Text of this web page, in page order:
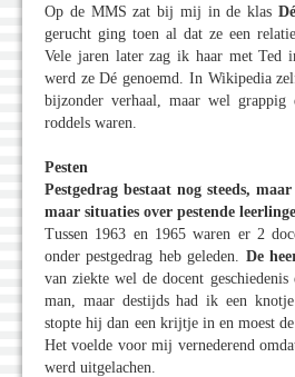
Op de MMS zat bij mij in de klas
gerucht ging toen al dat ze een
Vele jaren later zag ik haar met Ted
werd ze Dé genoemd. In Wikipedia
bijzonder verhaal, maar wel grappig
roddels waren.
Pesten
Pestgedrag bestaat nog steeds,
maar situaties over pestende
Tussen 1963 en 1965 waren er 2
onder pestgedrag heb geleden. De
van ziekte wel de docent geschiedenis
man, maar destijds had ik een
stopte hij dan een krijtje in en moest de
Het voelde voor mij vernederend
werd uitgelachen.